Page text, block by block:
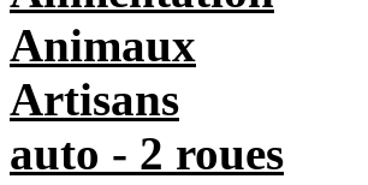
Animaux
Artisans
auto - 2 roues